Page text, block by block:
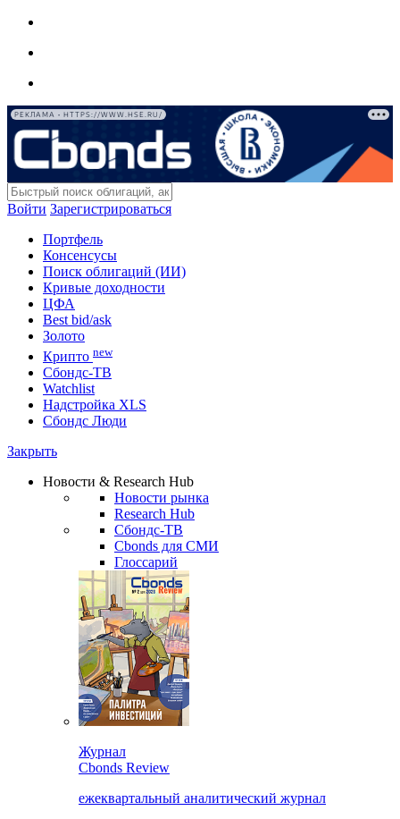
РЕКЛАМА • HTTPS://WWW.HSE.RU/
Войти Зарегистрироваться
Портфель
Консенсусы
Поиск облигаций (ИИ)
Кривые доходности
ЦФА
Best bid/ask
Золото
Крипто new
Сбондс-ТВ
Watchlist
Надстройка XLS
Сбондс Люди
Закрыть
Новости & Research Hub
Новости рынка
Research Hub
Сбондс-ТВ
Cbonds для СМИ
Глоссарий
Журнал
Cbonds Review
ежеквартальный аналитический журнал